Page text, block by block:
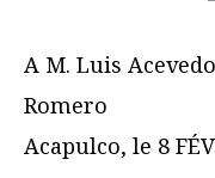
A M. Luis Acevedo
Acapulco, le 8